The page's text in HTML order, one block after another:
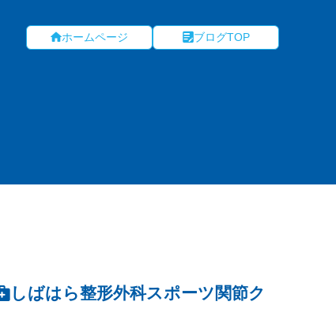
ホームページ ブログTOP
しばはら整形外科スポーツ関節ク